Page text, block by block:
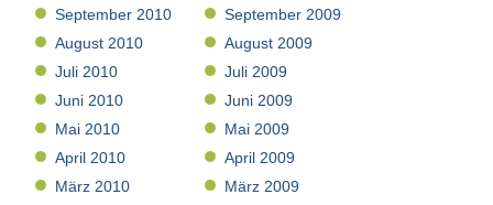
September 2010
August 2010
Juli 2010
Juni 2010
Mai 2010
April 2010
März 2010
September 2009
August 2009
Juli 2009
Juni 2009
Mai 2009
April 2009
März 2009